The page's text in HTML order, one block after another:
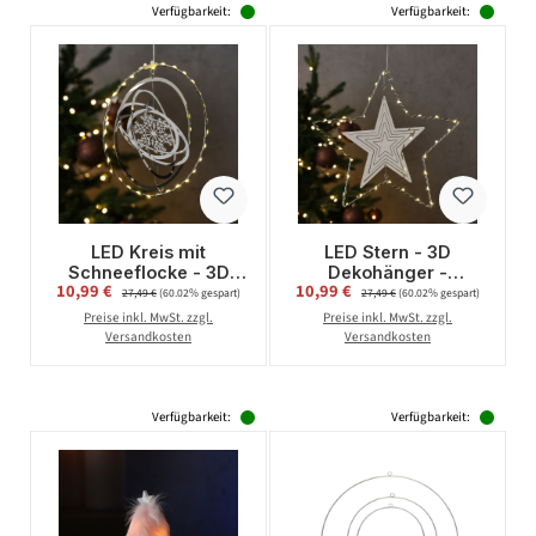
Verfügbarkeit:
LED Kreis mit
Schneeflocke - 3D
Dekohänger - 30
warmweiße LED - D:
20cm - Timer - silber
Verkaufspreis:
10,99 € Regulärer Preis:
27,49 €(60.02% gespart)
Preise inkl. MwSt. zzgl.
Versandkosten
Verfügbarkeit:
LED Stern - 3D
Dekohänger -
Metallstern - 30
warmweiße LED - D:
30cm - Timer - silber
Verkaufspreis:
10,99 € Regulärer Preis:
27,49 €(60.02% gespart)
Preise inkl. MwSt. zzgl.
Versandkosten
Verfügbarkeit: Verfügbarkeit: